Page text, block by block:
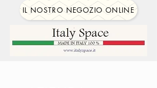
IL NOSTRO NEGOZIO ONLINE